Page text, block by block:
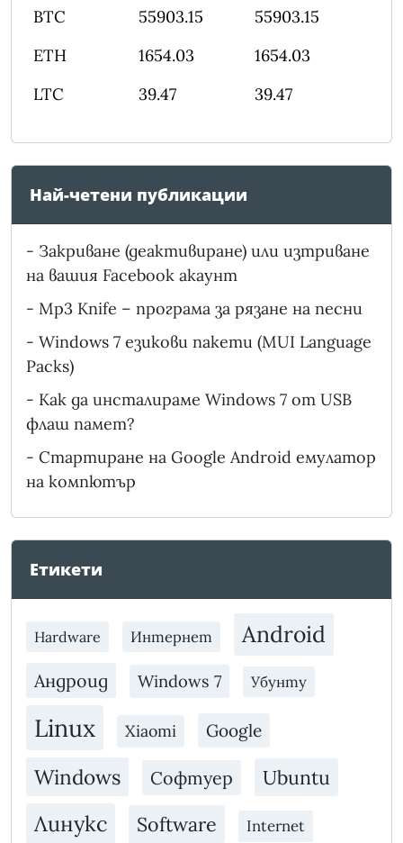
BTC
55903.15
55903.15
ETH
1654.03
1654.03
LTC
39.47 39.47
Най-четени публикации
- Закриване (деактивиране) или изтриване
на вашия Facebook акаунт
- Mp3 Knife – програма за рязане на песни
- Windows 7 езикови пакети (MUI Language
Packs)
- Как да инсталираме Windows 7 от USB
флаш памет?
- Стартиране на Google Android емулатор
на компютър
Етикети
Hardware Интернет Android
Андроид Windows 7 Убунту
Linux Xiaomi Google
Windows Софтуер Ubuntu
Линукс Software Internet